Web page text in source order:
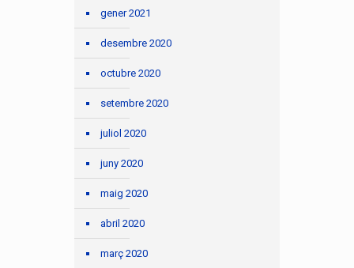
gener 2021
desembre 2020
octubre 2020
setembre 2020
juliol 2020
juny 2020
maig 2020
abril 2020
març 2020